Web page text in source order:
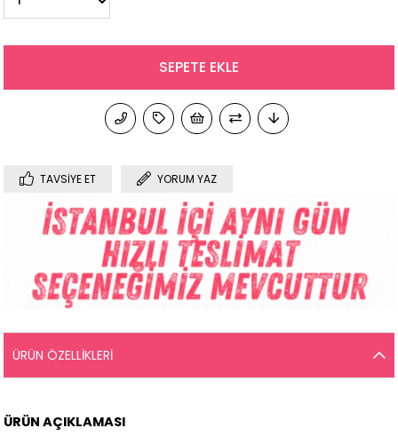
TAVSIYE ET YORUM YAZ
ÜRÜN ÖZELLIKLERI
ÜRÜN AÇIKLAMASI